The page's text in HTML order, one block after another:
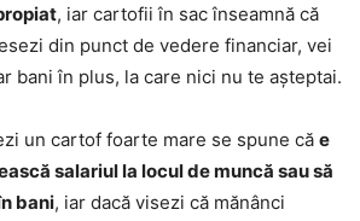
, iar cartofii în sac înseamnă că
din punct de vedere financiar, vei
bani în plus, la care nici nu te așteptai.
un cartof foarte mare se spune că e
salariul la locul de muncă sau să
bani, iar dacă visezi că mănânci